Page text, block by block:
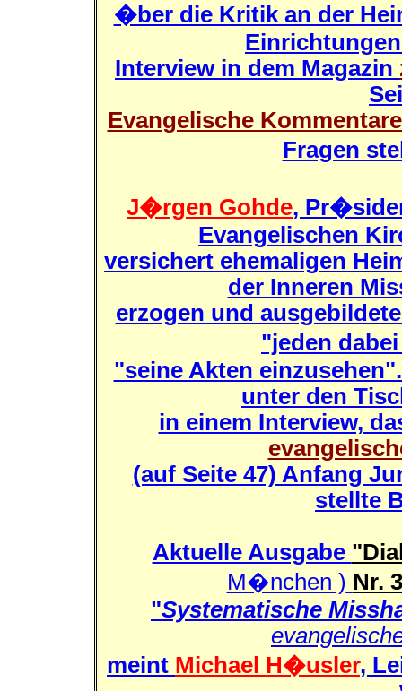
�ber die Kritik an der
Interview in dem Magazin
Evangelische
Fragen
J�rgen Gohde,
Evangelischen
versichert ehemaligen
der Inneren
erzogen und
"jeden
"seine Akten
unter den
in einem Interview,
(auf Seite 47) Anfang
stellte
Aktuelle Ausgabe
M�nchen ) Nr.
"Systematische
meint Michael H�usler,